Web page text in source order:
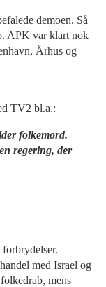
demoen. Så
APK var klart nok
Århus og
TV2 bl.a.:
folkemord.
regering, der
med Israel og
mens